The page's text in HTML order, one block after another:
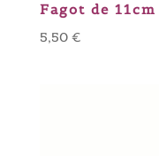
Fagot de 11cm
5,50 €